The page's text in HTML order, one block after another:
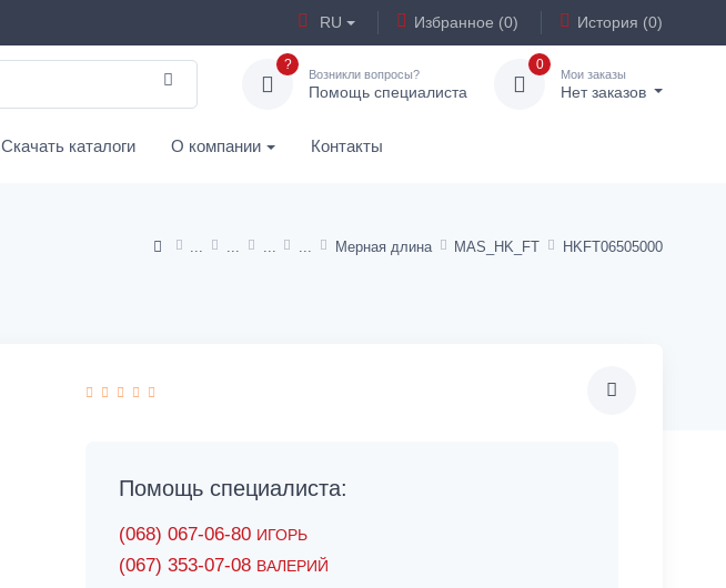
RU Избранное (0) История (0)
?
Возникли вопросы?
Помощь специалиста
0
Мои заказы
Нет заказов
Скачать каталоги О компании Контакты
Мерная длина MAS_HK_FT HKFT06505000
Помощь специалиста:
(068) 067-06-80 ИГОРЬ
(067) 353-07-08 ВАЛЕРИЙ